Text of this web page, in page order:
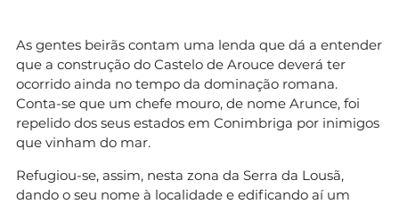
As gentes beirãs contam uma lenda que dá a entender
que a construção do Castelo de Arouce deverá ter
ocorrido ainda no tempo da dominação romana.
Conta-se que um chefe mouro, de nome Arunce, foi
repelido dos seus estados em Conimbriga por inimigos
que vinham do mar.
Refugiou-se, assim, nesta zona da Serra da Lousã,
dando o seu nome à localidade e edificando aí um